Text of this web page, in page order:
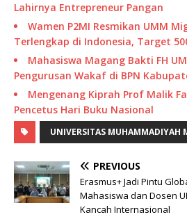
Lahirnya Entrepreneur Pangan
Wamen P2MI Resmikan UMM
Terlengkap di Indonesia, Target
Mahasiswa Magang Bakti FH
Pengurusan Wakaf di BPN
Mengenang Kiprah Prof Malik
Pencetus Hari Buku Nasional
UNIVERSITAS MUHAMMADIYAH
PREVIOUS
Erasmus+ Jadi Pintu
Mahasiswa dan Dosen
Kancah Internasional